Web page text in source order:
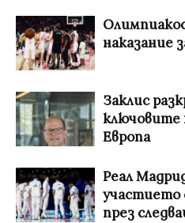
наказание
Заклис
ключовите
Европа
Реал
участието
през